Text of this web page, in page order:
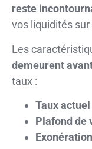
reste
vos liquidités
Les
demeurent
taux :
Taux actuel
Plafond de